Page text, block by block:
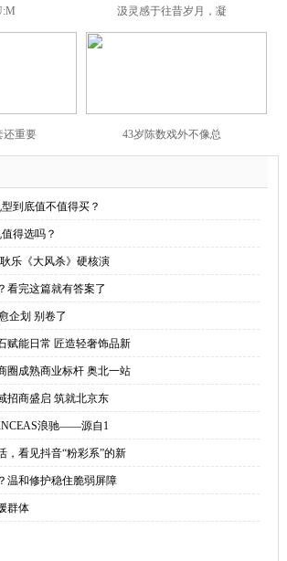
汲灵感于往昔岁月，凝
还重要 43岁陈数戏外不像总
到底值不值得买？
得选吗？
乐《大风杀》硬核演
看完这篇就有答案了
企划 别卷了
赋能日常 匠造轻奢饰品新
圈成熟商业标杆 奥北一站
招商盛启 筑就北京东
浪驰——源自1
，看见抖音“粉彩系”的新
温和修护稳住脆弱屏障
群体